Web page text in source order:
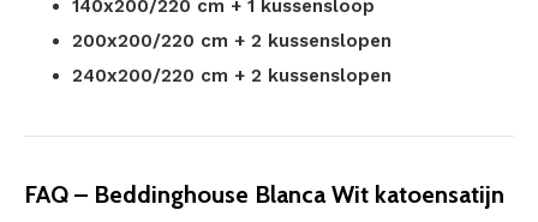
140x200/220 cm + 1 kussensloop
200x200/220 cm + 2 kussenslopen
240x200/220 cm + 2 kussenslopen
FAQ – Beddinghouse Blanca Wit katoensatijn